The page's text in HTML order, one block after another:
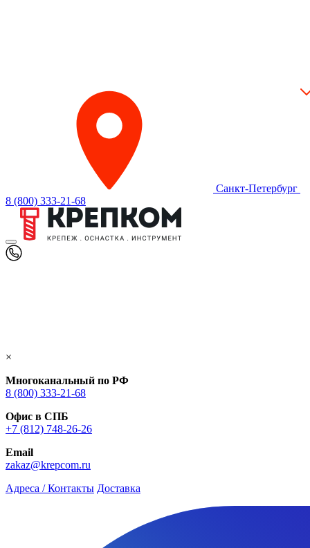
Санкт-Петербург
8 (800) 333-21-68
×
Многоканальный по РФ
8 (800) 333‑21-68
Офис в СПБ
+7 (812) 748‑26-26
Email
zakaz@krepcom.ru
Адреса / Контакты Доставка